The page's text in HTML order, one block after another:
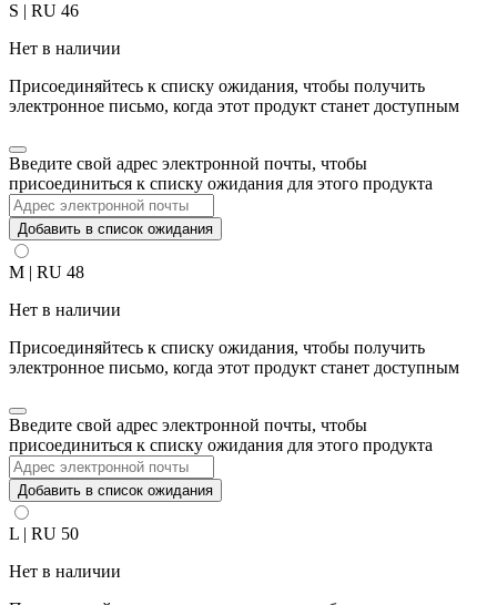
S | RU 46
Нет в наличии
Присоединяйтесь к списку ожидания, чтобы получить
электронное письмо, когда этот продукт станет доступным
Закрыть
уведомление
Введите свой адрес электронной почты, чтобы
присоединиться к списку ожидания для этого продукта
Добавить в список ожидания
M | RU 48
Нет в наличии
Присоединяйтесь к списку ожидания, чтобы получить
электронное письмо, когда этот продукт станет доступным
Закрыть
уведомление
Введите свой адрес электронной почты, чтобы
присоединиться к списку ожидания для этого продукта
Добавить в список ожидания
L | RU 50
Нет в наличии